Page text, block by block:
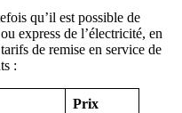
qu’il est possible de
express de l’électricité, en
de remise en service de
:
Prix